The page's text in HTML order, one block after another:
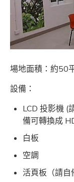
場地面積：約50
設備：
LCD 投影機 (
備可轉換成
白板
空調
活頁板（請自